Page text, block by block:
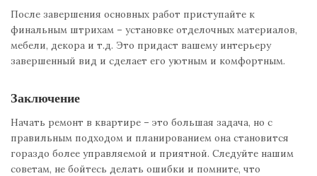
После завершения основных работ приступайте к
финальным штрихам – установке отделочных материалов,
мебели, декора и т.д. Это придаст вашему интерьеру
завершенный вид и сделает его уютным и комфортным.
Заключение
Начать ремонт в квартире – это большая задача, но с
правильным подходом и планированием она становится
гораздо более управляемой и приятной. Следуйте нашим
советам, не бойтесь делать ошибки и помните, что